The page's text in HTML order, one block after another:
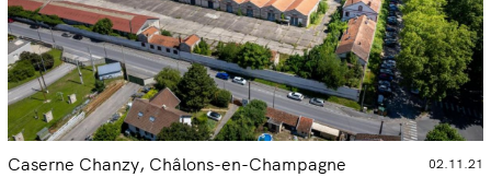
Caserne Chanzy, Châlons-en-Champagne 02.11.21